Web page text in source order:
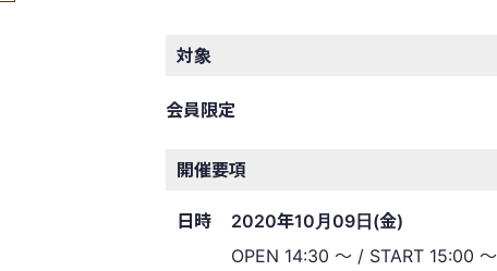
対象
会員限定
開催要項
日時
2020年10月09日(金)
OPEN 14:30 ～ / START 15:00 ～